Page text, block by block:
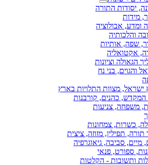
יסודות התורה
מידות
ומדע, אבולוציה
והלכותיה
שפה, אותיות
אקטואליה
הגאולה וציונות
והגוים, בני נח
ישראל, מצוות התלויות בארץ
המקדש, כהנים, קורבנות
משפחה, צניעות
כשרות, צמחונות
תפילין, מזוזה, ציצית
מיים, סביבה, גיאוגרפיה
ספורט, פנאי
ותשובות - הקלטות